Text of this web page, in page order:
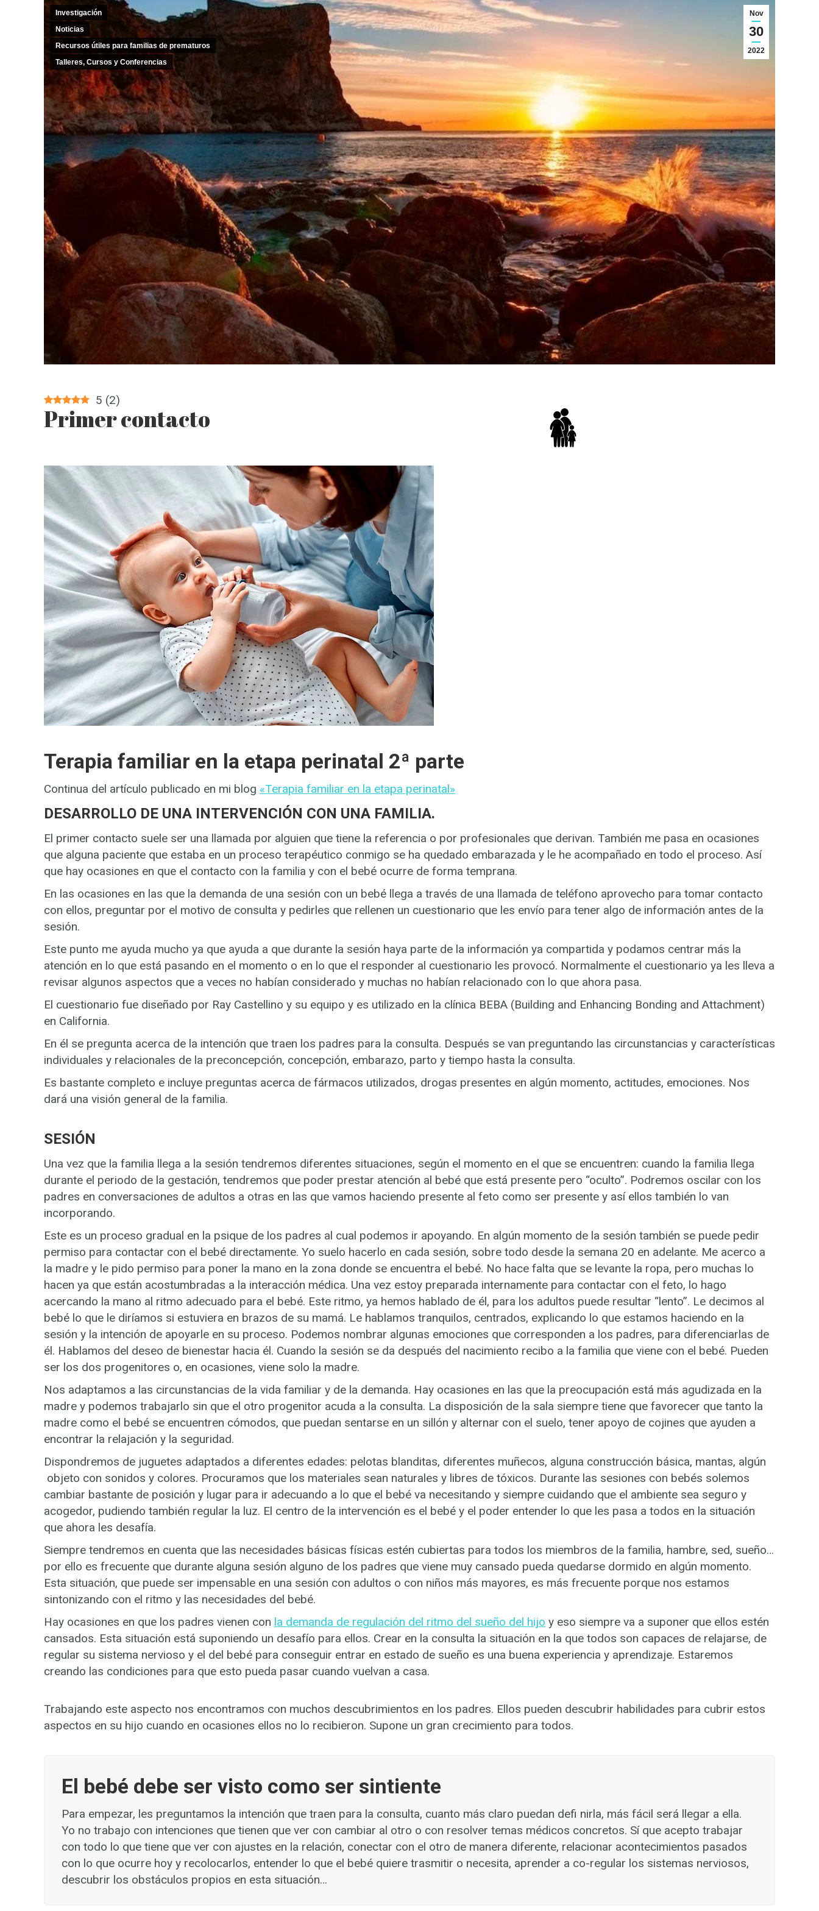
Nov
30
2022
Investigación
Noticias
Recursos útiles para familias de prematuros
Talleres, Cursos y Conferencias
5 (2)
Primer contacto
Terapia familiar en la etapa perinatal 2ª parte
Continua del artículo publicado en mi blog «Terapia familiar en la etapa perinatal»
DESARROLLO DE UNA INTERVENCIÓN CON UNA FAMILIA.
El primer contacto suele ser una llamada por alguien que tiene la referencia o por profesionales que derivan. También me pasa en ocasiones
que alguna paciente que estaba en un proceso terapéutico conmigo se ha quedado embarazada y le he acompañado en todo el proceso. Así
que hay ocasiones en que el contacto con la familia y con el bebé ocurre de forma temprana.
En las ocasiones en las que la demanda de una sesión con un bebé llega a través de una llamada de teléfono aprovecho para tomar contacto
con ellos, preguntar por el motivo de consulta y pedirles que rellenen un cuestionario que les envío para tener algo de información antes de la
sesión.
Este punto me ayuda mucho ya que ayuda a que durante la sesión haya parte de la información ya compartida y podamos centrar más la
atención en lo que está pasando en el momento o en lo que el responder al cuestionario les provocó. Normalmente el cuestionario ya les lleva a
revisar algunos aspectos que a veces no habían considerado y muchas no habían relacionado con lo que ahora pasa.
El cuestionario fue diseñado por Ray Castellino y su equipo y es utilizado en la clínica BEBA (Building and Enhancing Bonding and Attachment)
en California.
En él se pregunta acerca de la intención que traen los padres para la consulta. Después se van preguntando las circunstancias y características
individuales y relacionales de la preconcepción, concepción, embarazo, parto y tiempo hasta la consulta.
Es bastante completo e incluye preguntas acerca de fármacos utilizados, drogas presentes en algún momento, actitudes, emociones. Nos
dará una visión general de la familia.
SESIÓN
Una vez que la familia llega a la sesión tendremos diferentes situaciones, según el momento en el que se encuentren: cuando la familia llega
durante el periodo de la gestación, tendremos que poder prestar atención al bebé que está presente pero “oculto”. Podremos oscilar con los
padres en conversaciones de adultos a otras en las que vamos haciendo presente al feto como ser presente y así ellos también lo van
incorporando.
Este es un proceso gradual en la psique de los padres al cual podemos ir apoyando. En algún momento de la sesión también se puede pedir
permiso para contactar con el bebé directamente. Yo suelo hacerlo en cada sesión, sobre todo desde la semana 20 en adelante. Me acerco a
la madre y le pido permiso para poner la mano en la zona donde se encuentra el bebé. No hace falta que se levante la ropa, pero muchas lo
hacen ya que están acostumbradas a la interacción médica. Una vez estoy preparada internamente para contactar con el feto, lo hago
acercando la mano al ritmo adecuado para el bebé. Este ritmo, ya hemos hablado de él, para los adultos puede resultar “lento”. Le decimos al
bebé lo que le diríamos si estuviera en brazos de su mamá. Le hablamos tranquilos, centrados, explicando lo que estamos haciendo en la
sesión y la intención de apoyarle en su proceso. Podemos nombrar algunas emociones que corresponden a los padres, para diferenciarlas de
él. Hablamos del deseo de bienestar hacia él. Cuando la sesión se da después del nacimiento recibo a la familia que viene con el bebé. Pueden
ser los dos progenitores o, en ocasiones, viene solo la madre.
Nos adaptamos a las circunstancias de la vida familiar y de la demanda. Hay ocasiones en las que la preocupación está más agudizada en la
madre y podemos trabajarlo sin que el otro progenitor acuda a la consulta. La disposición de la sala siempre tiene que favorecer que tanto la
madre como el bebé se encuentren cómodos, que puedan sentarse en un sillón y alternar con el suelo, tener apoyo de cojines que ayuden a
encontrar la relajación y la seguridad.
Dispondremos de juguetes adaptados a diferentes edades: pelotas blanditas, diferentes muñecos, alguna construcción básica, mantas, algún
objeto con sonidos y colores. Procuramos que los materiales sean naturales y libres de tóxicos. Durante las sesiones con bebés solemos
cambiar bastante de posición y lugar para ir adecuando a lo que el bebé va necesitando y siempre cuidando que el ambiente sea seguro y
acogedor, pudiendo también regular la luz. El centro de la intervención es el bebé y el poder entender lo que les pasa a todos en la situación
que ahora les desafía.
Siempre tendremos en cuenta que las necesidades básicas físicas estén cubiertas para todos los miembros de la familia, hambre, sed, sueño…
por ello es frecuente que durante alguna sesión alguno de los padres que viene muy cansado pueda quedarse dormido en algún momento.
Esta situación, que puede ser impensable en una sesión con adultos o con niños más mayores, es más frecuente porque nos estamos
sintonizando con el ritmo y las necesidades del bebé.
Hay ocasiones en que los padres vienen con la demanda de regulación del ritmo del sueño del hijo y eso siempre va a suponer que ellos estén
cansados. Esta situación está suponiendo un desafío para ellos. Crear en la consulta la situación en la que todos son capaces de relajarse, de
regular su sistema nervioso y el del bebé para conseguir entrar en estado de sueño es una buena experiencia y aprendizaje. Estaremos
creando las condiciones para que esto pueda pasar cuando vuelvan a casa.
Trabajando este aspecto nos encontramos con muchos descubrimientos en los padres. Ellos pueden descubrir habilidades para cubrir estos
aspectos en su hijo cuando en ocasiones ellos no lo recibieron. Supone un gran crecimiento para todos.
El bebé debe ser visto como ser sintiente
Para empezar, les preguntamos la intención que traen para la consulta, cuanto más claro puedan defi nirla, más fácil será llegar a ella.
Yo no trabajo con intenciones que tienen que ver con cambiar al otro o con resolver temas médicos concretos. Sí que acepto trabajar
con todo lo que tiene que ver con ajustes en la relación, conectar con el otro de manera diferente, relacionar acontecimientos pasados
con lo que ocurre hoy y recolocarlos, entender lo que el bebé quiere trasmitir o necesita, aprender a co-regular los sistemas nerviosos,
descubrir los obstáculos propios en esta situación…